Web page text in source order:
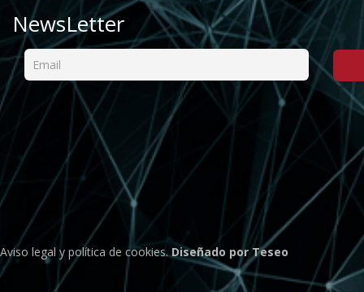
NewsLetter
Aviso legal y política de cookies.Diseñado por Teseo